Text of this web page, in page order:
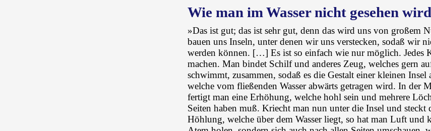
Wie man im Wasser nicht gesehen wird
»Das ist gut; das ist sehr gut, denn das wird uns von großem
bauen uns Inseln, unter denen wir uns verstecken, sodaß wir
werden können. […] Es ist so einfach wie nur möglich. Jedes
machen. Man bindet Schilf und anderes Zeug, welches gern
schwimmt, zusammen, sodaß es die Gestalt einer kleinen Insel
welche vom fließenden Wasser abwärts getragen wird. In der
fertigt man eine Erhöhung, welche hohl sein und mehrere
Seiten haben muß. Kriecht man nun unter die Insel und
Höhlung, welche über dem Wasser liegt, so hat man Luft und